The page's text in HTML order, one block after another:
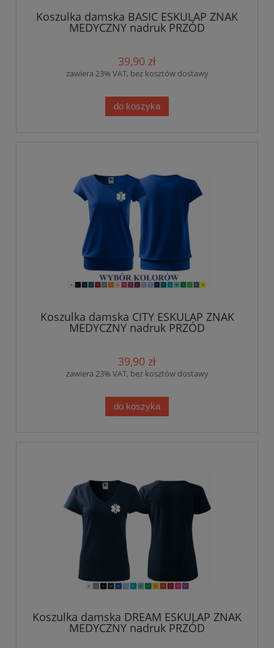
Koszulka damska BASIC ESKULAP ZNAK
MEDYCZNY nadruk PRZÓD
39,90 zł
zawiera 23% VAT, bez kosztów dostawy
do koszyka
Koszulka damska CITY ESKULAP ZNAK
MEDYCZNY nadruk PRZÓD
39,90 zł
zawiera 23% VAT, bez kosztów dostawy
do koszyka
Koszulka damska DREAM ESKULAP ZNAK
MEDYCZNY nadruk PRZÓD